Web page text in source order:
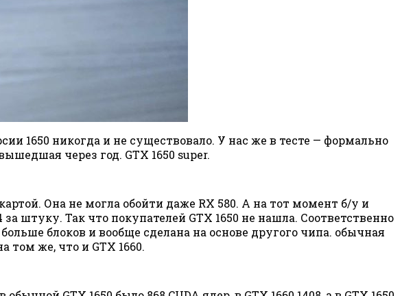
1650 никогда и не существовало. У нас же в тесте — формально
через год. GTX 1650 super.
Она не могла обойти даже RX 580. А на тот момент б/у и
штуку. Так что покупателей GTX 1650 не нашла. Соответственно
блоков и вообще сделана на основе другого чипа. обычная
том же, что и GTX 1660.